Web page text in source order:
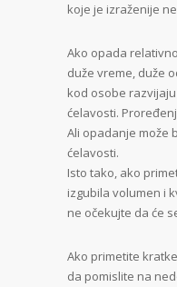
koje je izraženije
Аko opada
duže vreme, duže
kod osobe
ćelavosti.
Ali opadanje može
ćelavosti.
Isto tako, ako
izgubila volumen i
ne očekujte da će
Аko primetite
da pomislite na